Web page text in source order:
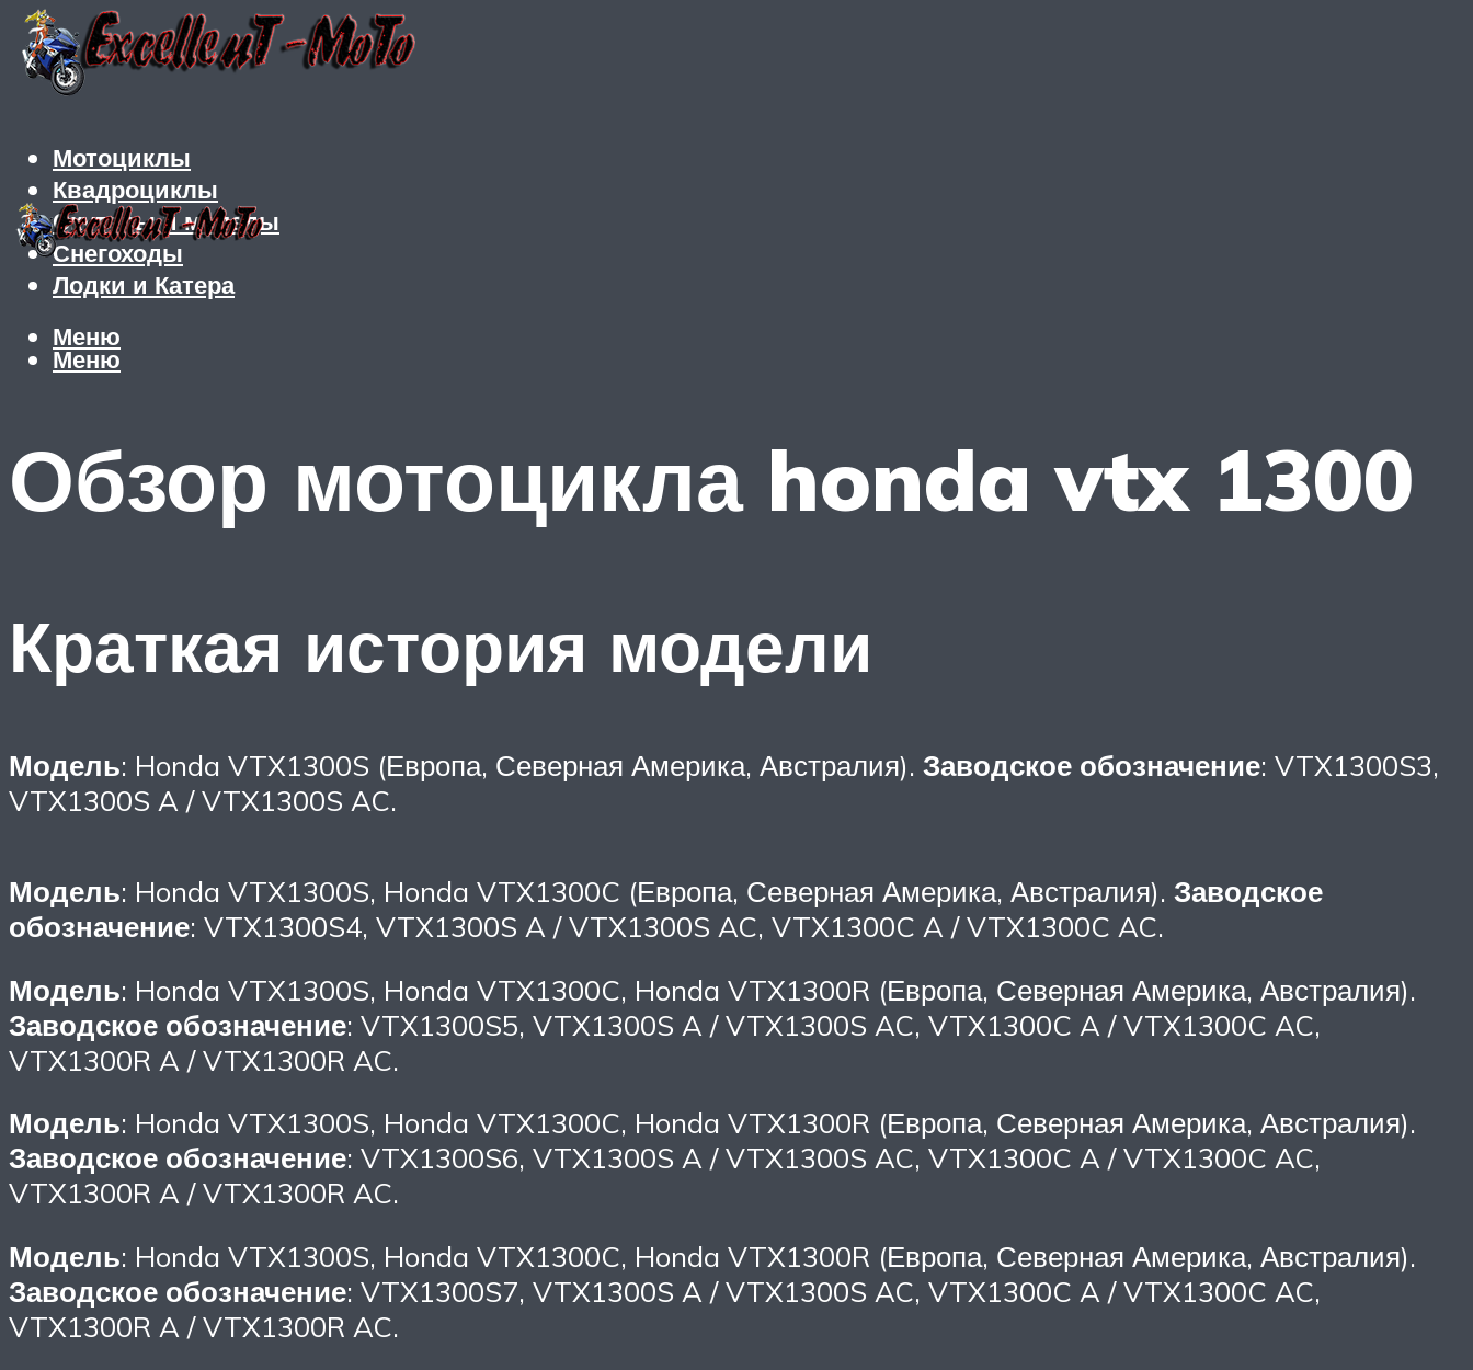
Мотоциклы
Квадроциклы
Скутеры и мопеды
Снегоходы
Лодки и Катера
Меню
Меню
Обзор мотоцикла honda vtx 1300
Краткая история модели
Модель: Honda VTX1300S (Европа, Северная Америка, Австралия). Заводское обозначение: VTX1300S3,
VTX1300S A / VTX1300S AC.
Модель: Honda VTX1300S, Honda VTX1300C (Европа, Северная Америка, Австралия). Заводское
обозначение: VTX1300S4, VTX1300S A / VTX1300S AC, VTX1300C A / VTX1300C AC.
Модель: Honda VTX1300S, Honda VTX1300C, Honda VTX1300R (Европа, Северная Америка, Австралия).
Заводское обозначение: VTX1300S5, VTX1300S A / VTX1300S AC, VTX1300C A / VTX1300C AC,
VTX1300R A / VTX1300R AC.
Модель: Honda VTX1300S, Honda VTX1300C, Honda VTX1300R (Европа, Северная Америка, Австралия).
Заводское обозначение: VTX1300S6, VTX1300S A / VTX1300S AC, VTX1300C A / VTX1300C AC,
VTX1300R A / VTX1300R AC.
Модель: Honda VTX1300S, Honda VTX1300C, Honda VTX1300R (Европа, Северная Америка, Австралия).
Заводское обозначение: VTX1300S7, VTX1300S A / VTX1300S AC, VTX1300C A / VTX1300C AC,
VTX1300R A / VTX1300R AC.